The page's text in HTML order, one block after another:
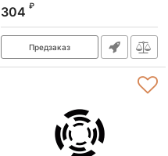
на d8 Denzel
Артикул: 76254
304 ₽
Предзаказ